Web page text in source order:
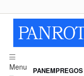
Menu PANEMPREGOS